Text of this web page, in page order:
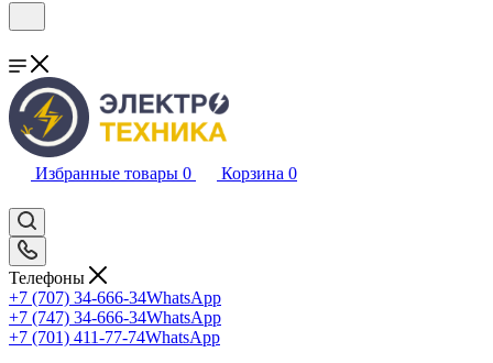
Избранные товары 0 Корзина 0
Телефоны
+7 (707) 34-666-34WhatsApp
+7 (747) 34-666-34WhatsApp
+7 (701) 411-77-74WhatsApp